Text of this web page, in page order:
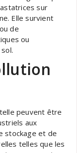
sur
Elle survient
de
ou
peuvent être
aux
stockage et de
telles que les